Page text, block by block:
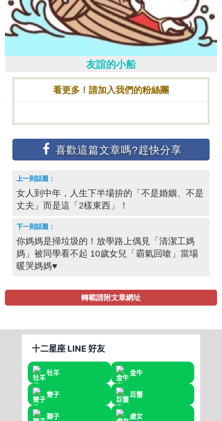
友誼的小船
看更多！請加入我們的粉絲團
女人到中年，人生下半場拚的「不是婚姻、不是
丈夫」而是這「2樣東西」！
你媽媽是掃垃圾的！放學路上偶見「清潔工媽
媽」被同學看不起 10歲女兒「霸氣回嗆」當場
暖哭媽媽♥
轉載請附文章網址